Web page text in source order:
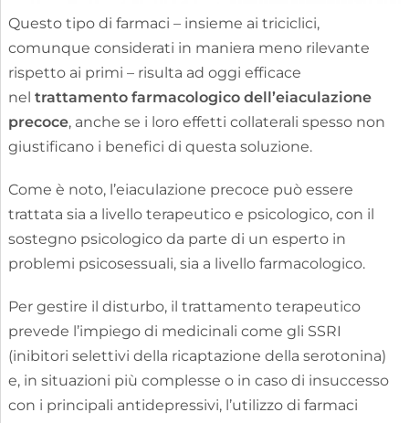
Questo tipo di farmaci – insieme ai triciclici,
comunque considerati in maniera meno rilevante
rispetto ai primi – risulta ad oggi efficace
nel trattamento farmacologico dell’eiaculazione
precoce, anche se i loro effetti collaterali spesso non
giustificano i benefici di questa soluzione.
Come è noto, l’eiaculazione precoce può essere
trattata sia a livello terapeutico e psicologico, con il
sostegno psicologico da parte di un esperto in
problemi psicosessuali, sia a livello farmacologico.
Per gestire il disturbo, il trattamento terapeutico
prevede l’impiego di medicinali come gli SSRI
(inibitori selettivi della ricaptazione della serotonina)
e, in situazioni più complesse o in caso di insuccesso
con i principali antidepressivi, l’utilizzo di farmaci